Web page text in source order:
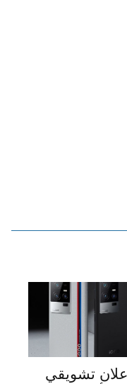
إعلان تشويقي